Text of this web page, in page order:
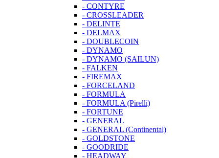
- CONTYRE
- CROSSLEADER
- DELINTE
- DELMAX
- DOUBLECOIN
- DYNAMO
- DYNAMO (SAILUN)
- FALKEN
- FIREMAX
- FORCELAND
- FORMULA
- FORMULA (Pirelli)
- FORTUNE
- GENERAL
- GENERAL (Continental)
- GOLDSTONE
- GOODRIDE
- HEADWAY